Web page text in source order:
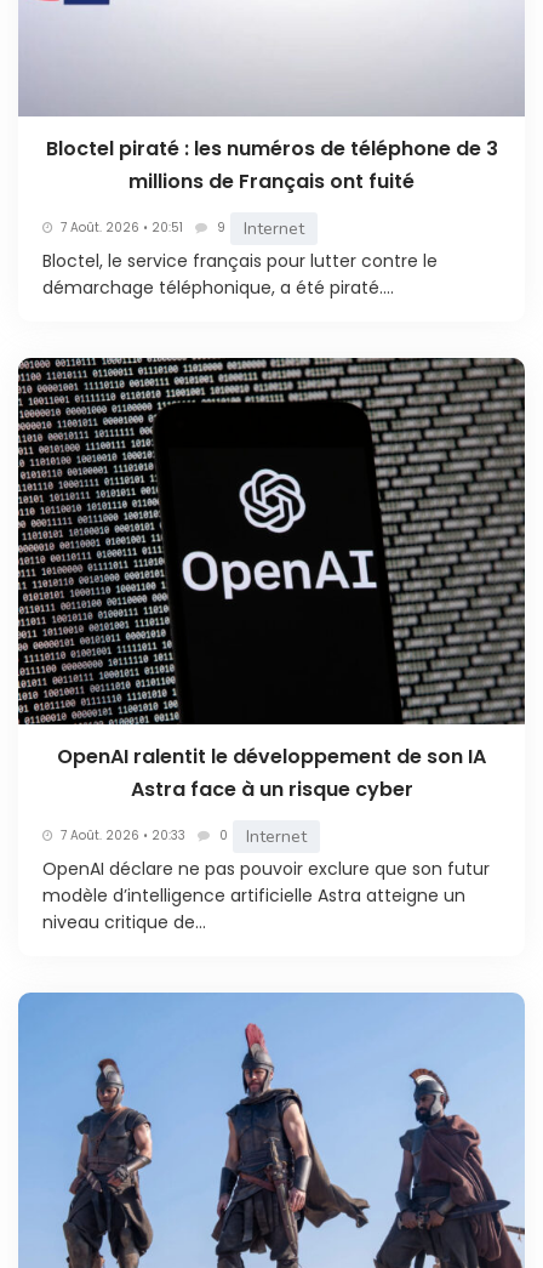
Bloctel piraté : les numéros de téléphone de 3
millions de Français ont fuité
7 Août. 2026 • 20:51 9 Internet
Bloctel, le service français pour lutter contre le
démarchage téléphonique, a été piraté....
OpenAI ralentit le développement de son IA
Astra face à un risque cyber
7 Août. 2026 • 20:33 0 Internet
OpenAI déclare ne pas pouvoir exclure que son futur
modèle d’intelligence artificielle Astra atteigne un
niveau critique de...